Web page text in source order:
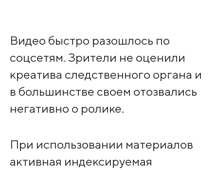
Видео быстро разошлось по
соцсетям. Зрители не оценили
креатива следственного органа и
в большинстве своем отозвались
негативно о ролике.
При использовании материалов
активная индексируемая